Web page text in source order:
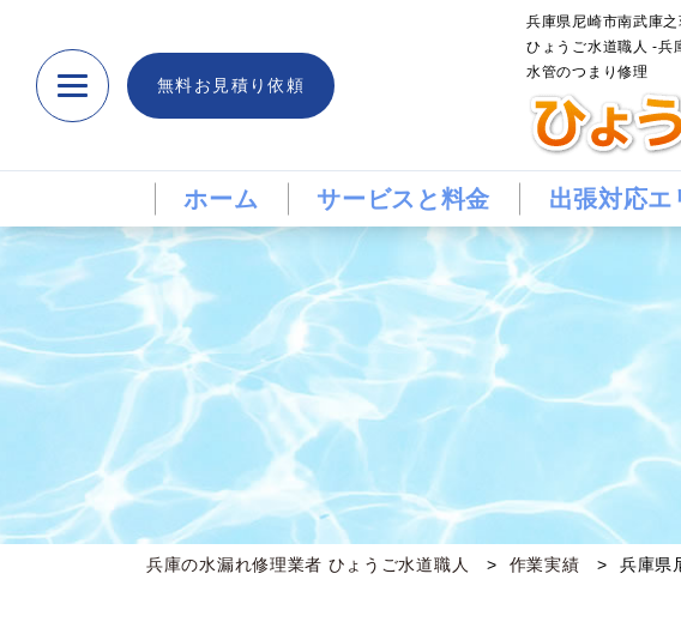
無料お見積り依頼
兵庫県尼崎市南武庫
ひょうご水道職人 -兵
水管のつまり修理
ホーム サービスと料金 出張対応エ
兵庫の水漏れ修理業者 ひょうご水道職人 作業実績 兵庫県